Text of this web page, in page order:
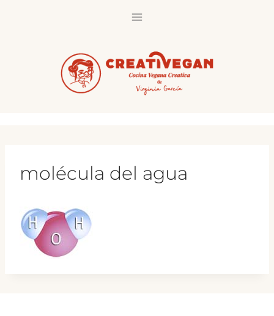
molécula del agua